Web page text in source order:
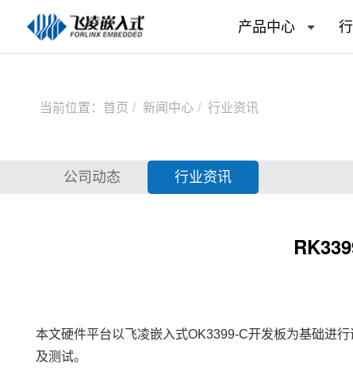
产品中心
当前位置： 首页 新闻中心 行业资讯
公司动态 行业资讯
本文硬件平台以飞凌嵌入式OK3399-C开发板为基础进
及测试。